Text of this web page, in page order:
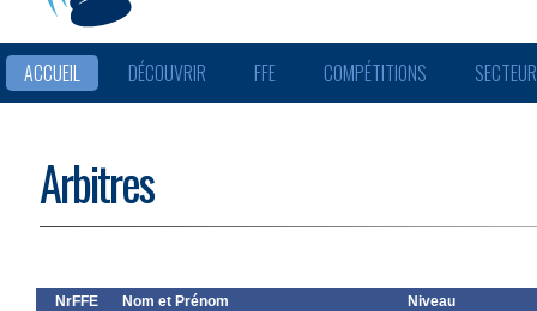
ACCUEIL DÉCOUVRIR FFE COMPÉTITIONS
Arbitres
NrFFE Nom et Prénom
Niveau